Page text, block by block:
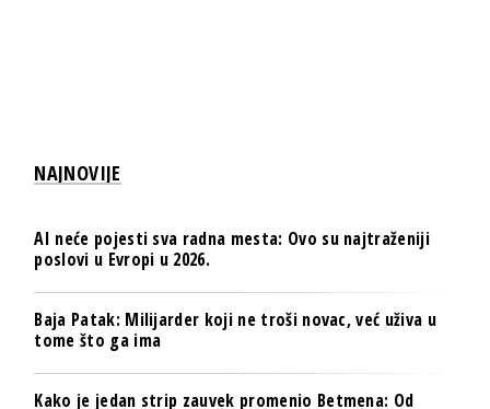
NAJNOVIJE
AI neće pojesti sva radna mesta: Ovo su najtraženiji
poslovi u Evropi u 2026.
Baja Patak: Milijarder koji ne troši novac, već uživa u
tome što ga ima
Kako je jedan strip zauvek promenio Betmena: Od